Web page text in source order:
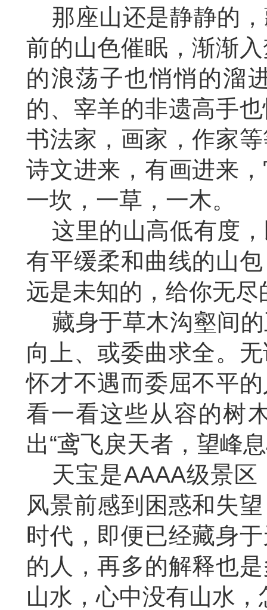
那座山还是静静的
前的山色催眠，渐渐
的浪荡子也悄悄的溜
的、宰羊的非遗高手
书法家，画家，作家
诗文进来，有画进来
一坎，一草，一木。
这里的山高低有度
有平缓柔和曲线的山
远是未知的，给你无尽
藏身于草木沟壑间
向上、或委曲求全。
怀才不遇而委屈不平
看一看这些从容的树
出“鸢飞戾天者，望峰
天宝是AAAA级景
风景前感到困惑和失
时代，即便已经藏身
的人，再多的解释也
山水，心中没有山水